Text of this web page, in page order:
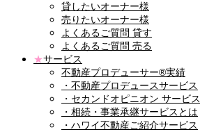
貸したいオーナー様
売りたいオーナー様
よくあるご質問 貸す
よくあるご質問 売る
★サービス
不動産プロデューサー®実績
・不動産プロデュースサービス
・セカンドオピニオン サービス
・相続・事業承継サービスとは
・ハワイ不動産ご紹介サービス